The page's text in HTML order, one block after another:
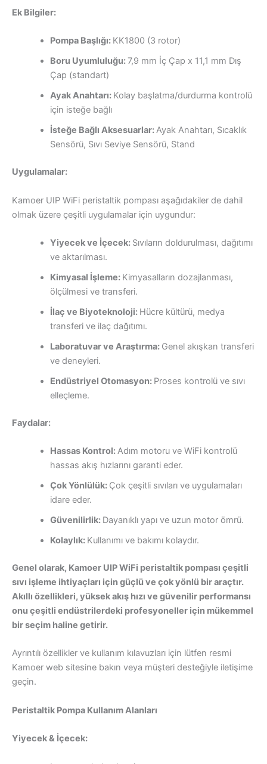
Ek Bilgiler:
Pompa Başlığı: KK1800 (3 rotor)
Boru Uyumluluğu: 7,9 mm İç Çap x 11,1 mm Dış
Çap (standart)
Ayak Anahtarı: Kolay başlatma/durdurma kontrolü
için isteğe bağlı
İsteğe Bağlı Aksesuarlar:Ayak Anahtarı, Sıcaklık
Sensörü, Sıvı Seviye Sensörü, Stand
Uygulamalar:
Kamoer UIP WiFi peristaltik pompası aşağıdakiler de dahil
olmak üzere çeşitli uygulamalar için uygundur:
Yiyecek ve İçecek: Sıvıların doldurulması, dağıtımı
ve aktarılması.
Kimyasal İşleme: Kimyasalların dozajlanması,
ölçülmesi ve transferi.
İlaç ve Biyoteknoloji: Hücre kültürü, medya
transferi ve ilaç dağıtımı.
Laboratuvar ve Araştırma: Genel akışkan transferi
ve deneyleri.
Endüstriyel Otomasyon: Proses kontrolü ve sıvı
elleçleme.
Faydalar:
Hassas Kontrol:Adım motoru ve WiFi kontrolü
hassas akış hızlarını garanti eder.
Çok Yönlülük: Çok çeşitli sıvıları ve uygulamaları
idare eder.
Güvenilirlik: Dayanıklı yapı ve uzun motor ömrü.
Kolaylık: Kullanımı ve bakımı kolaydır.
Genel olarak, Kamoer UIP WiFi peristaltik pompası çeşitli
sıvı işleme ihtiyaçları için güçlü ve çok yönlü bir araçtır.
Akıllı özellikleri, yüksek akış hızı ve güvenilir performansı
onu çeşitli endüstrilerdeki profesyoneller için mükemmel
bir seçim haline getirir.
Ayrıntılı özellikler ve kullanım kılavuzları için lütfen resmi
Kamoer web sitesine bakın veya müşteri desteğiyle iletişime
geçin.
Peristaltik Pompa Kullanım Alanları
Yiyecek & İçecek: